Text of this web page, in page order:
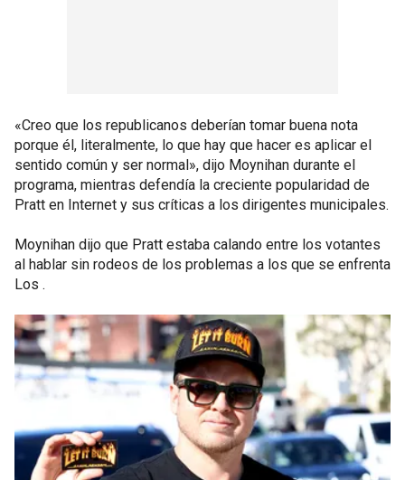
«Creo que los republicanos deberían tomar buena nota
porque él, literalmente, lo que hay que hacer es aplicar el
sentido común y ser normal», dijo Moynihan durante el
programa, mientras defendía la creciente popularidad de
Pratt en Internet y sus críticas a los dirigentes municipales.
Moynihan dijo que Pratt estaba calando entre los votantes
al hablar sin rodeos de los problemas a los que se enfrenta
Los .